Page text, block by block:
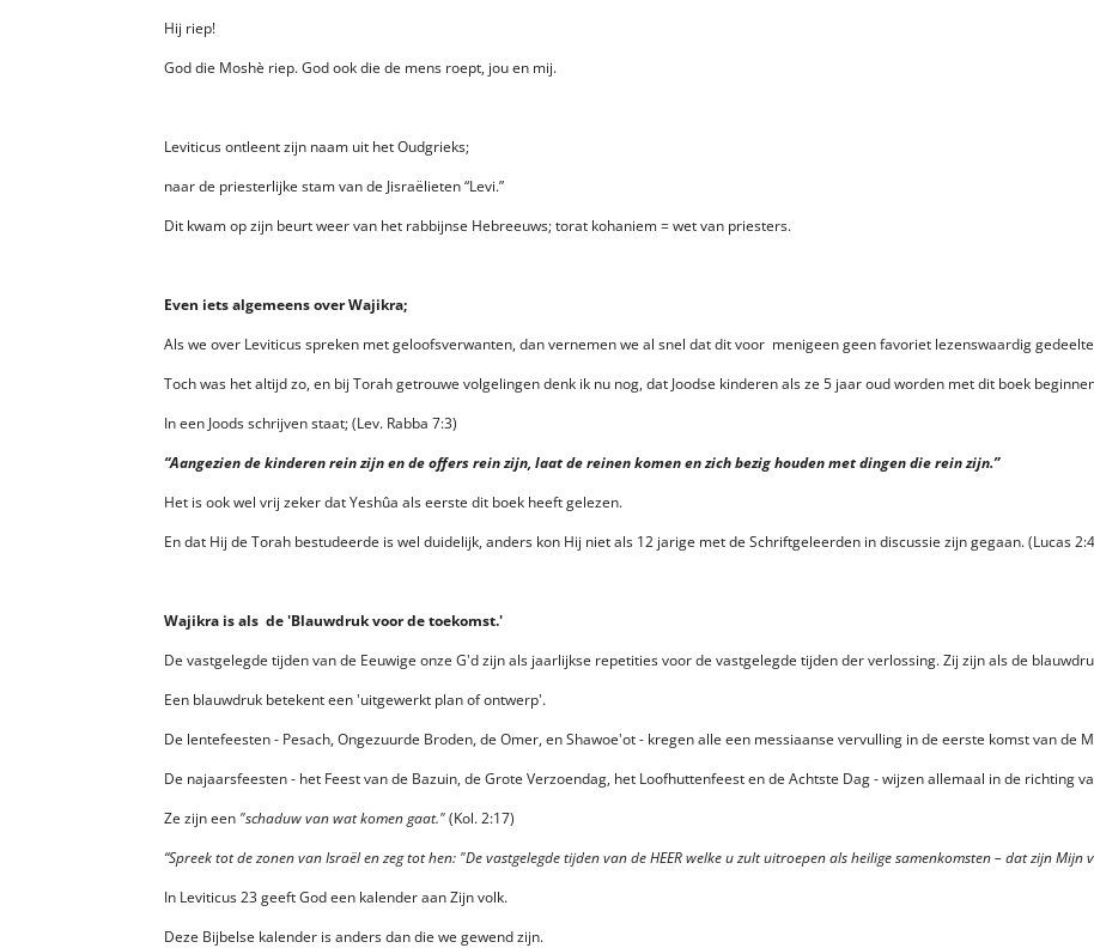
Hij riep!
God die Moshè riep. God ook die de mens roept, jou en mij.
Leviticus ontleent zijn naam uit het Oudgrieks;
naar de priesterlijke stam van de Jisraëlieten “Levi.”
Dit kwam op zijn beurt weer van het rabbijnse Hebreeuws; torat kohaniem = wet van priesters.
Even iets algemeens over Wajikra;
Als we over Leviticus spreken met geloofsverwanten, dan vernemen we al snel dat dit voor menigeen geen favoriet lezenswaardig
Toch was het altijd zo, en bij Torah getrouwe volgelingen denk ik nu nog, dat Joodse kinderen als ze 5 jaar oud worden met dit boek
In een Joods schrijven staat; (Lev. Rabba 7:3)
“Aangezien de kinderen rein zijn en de offers rein zijn, laat de reinen komen en zich bezig houden met dingen die rein zijn.”
Het is ook wel vrij zeker dat Yeshûa als eerste dit boek heeft gelezen.
En dat Hij de Torah bestudeerde is wel duidelijk, anders kon Hij niet als 12 jarige met de Schriftgeleerden in discussie zijn gegaan. (Lucas
Wajikra is als de 'Blauwdruk voor de toekomst.'
De vastgelegde tijden van de Eeuwige onze G'd zijn als jaarlijkse repetities voor de vastgelegde tijden der verlossing. Zij zijn als de
Een blauwdruk betekent een 'uitgewerkt plan of ontwerp'.
De lentefeesten - Pesach, Ongezuurde Broden, de Omer, en Shawoe'ot - kregen alle een messiaanse vervulling in de eerste komst van de
De najaarsfeesten - het Feest van de Bazuin, de Grote Verzoendag, het Loofhuttenfeest en de Achtste Dag - wijzen allemaal in de richting
Ze zijn een "schaduw van wat komen gaat."(Kol. 2:17)
“Spreek tot de zonen van Israël en zeg tot hen: "De vastgelegde tijden van de HEER welke u zult uitroepen als heilige samenkomsten – dat zijn Mijn
In Leviticus 23 geeft God een kalender aan Zijn volk.
Deze Bijbelse kalender is anders dan die we gewend zijn.